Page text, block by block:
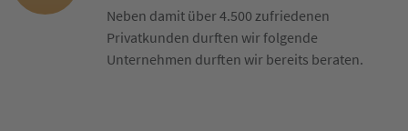
Neben damit über 4.500 zufriedenen
Privatkunden durften wir folgende
Unternehmen durften wir bereits beraten.